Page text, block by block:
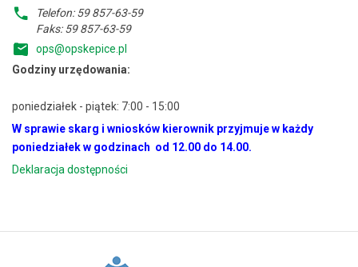
Telefon: 59 857-63-59
Faks: 59 857-63-59
ops@opskepice.pl
Godziny urzędowania:
poniedziałek - piątek: 7:00 - 15:00
W sprawie skarg i wniosków kierownik przyjmuje w każdy
poniedziałek w godzinach od 12.00 do 14.00.
Deklaracja dostępności